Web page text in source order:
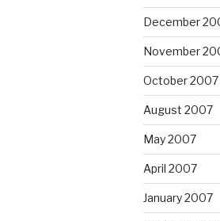
December
November
October 2007
August 2007
May 2007
April 2007
January 2007